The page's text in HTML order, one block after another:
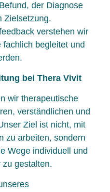
der Diagnose
Zielsetzung.
verstehen wir
begleitet und
bei Thera Vivit
wir therapeutische
verständlichen und
Ziel ist nicht, mit
zu arbeiten, sondern
Wege individuell und
gestalten.